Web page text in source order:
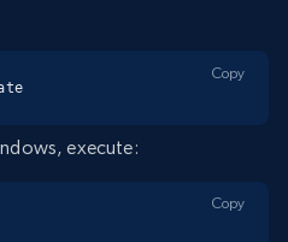
Copy
execute:
Copy